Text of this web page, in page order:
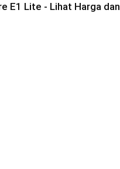
E1 Lite - Lihat Harga dan